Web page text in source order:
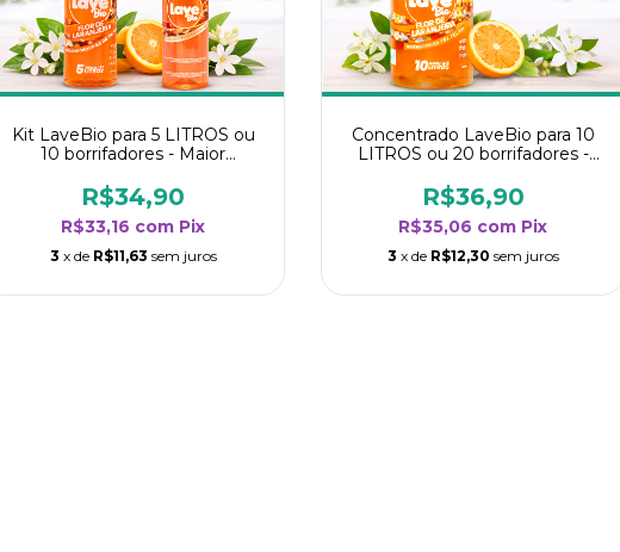
Kit LaveBio para 5 LITROS ou
10 borrifadores - Maior
de Laranjeira
R$34,90
R$33,16 com Pix
3 x de R$11,63 sem juros
Concentrado LaveBio para 10
LITROS ou 20 borrifadores -
- Flor de Laranjeira
R$36,90
R$35,06 com Pix
3 x de R$12,30 sem juros